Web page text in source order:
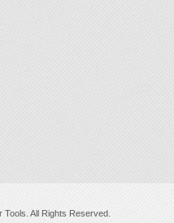
Tools. All Rights Reserved.